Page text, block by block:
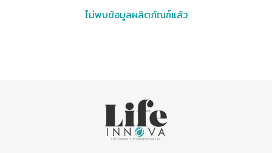
ไม่พบข้อมูลผลิตภัณฑ์แล้ว